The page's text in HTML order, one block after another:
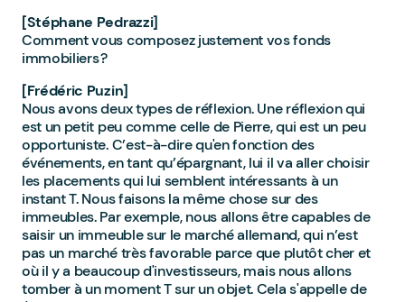
[Stéphane Pedrazzi]
Comment vous composez justement vos fonds
immobiliers ?
[Frédéric Puzin]
Nous avons deux types de réflexion. Une réflexion qui
est un petit peu comme celle de Pierre, qui est un peu
opportuniste. C’est-à-dire qu'en fonction des
événements, en tant qu’épargnant, lui il va aller choisir
les placements qui lui semblent intéressants à un
instant T. Nous faisons la même chose sur des
immeubles. Par exemple, nous allons être capables de
saisir un immeuble sur le marché allemand, qui n’est
pas un marché très favorable parce que plutôt cher et
où il y a beaucoup d'investisseurs, mais nous allons
tomber à un moment T sur un objet. Cela s'appelle de